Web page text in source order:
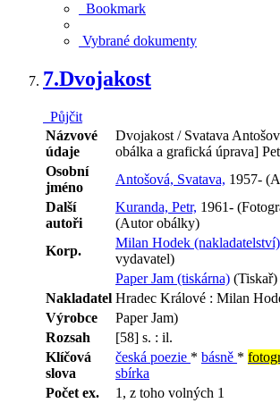
Bookmark
Vybrané dokumenty
7.Dvojakost
Půjčit
Názvové
údaje
Dvojakost / Svatava
obálka a grafická úprava]
Osobní
jméno
Antošová, Svatava, 1957-
Další
autoři
Kuranda, Petr, 1961-
(Autor obálky)
Korp.
Milan Hodek (nakladatelství)
vydavatel)
Paper Jam (tiskárna) (Tiskař)
Nakladatel Hradec Králové : Milan
Výrobce
Paper Jam)
Rozsah
[58] s. : il.
Klíčová
slova
česká poezie * básně *
sbírka
Počet ex.
1, z toho volných 1